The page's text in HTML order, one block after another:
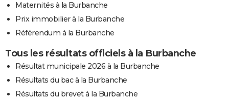
Maternités à la Burbanche
Prix immobilier à la Burbanche
Référendum à la Burbanche
Tous les résultats officiels à la Burbanche
Résultat municipale 2026 à la Burbanche
Résultats du bac à la Burbanche
Résultats du brevet à la Burbanche